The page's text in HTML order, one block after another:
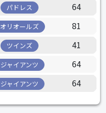
パドレス
64
オリオールズ
81
ツインズ
41
ジャイアンツ
64
ジャイアンツ 64